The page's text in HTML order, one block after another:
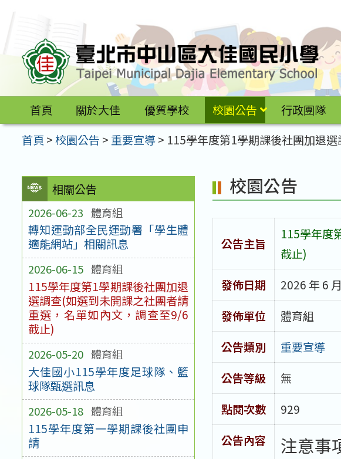
區
首頁 關於大佳 優質學校 校園公告 行政團隊
首頁 >校園公告 > 重要宣導> 115學年度第1學期課後社團加退
相關公告
2026-06-23 體育組
轉知運動部全民運動署「學生體
適能網站」相關訊息
2026-06-15 體育組
115學年度第1學期課後社團加退
選調查(如選到未開課之社團者請
重選，名單如內文，調查至9/6
截止)
2026-05-20 體育組
大佳國小115學年度足球隊、籃
球隊甄選訊息
2026-05-18 體育組
115學年度第一學期課後社團申
請
校園公告
公告主旨
115學年度
截止)
發佈日期
2026 年 6
發佈單位
體育組
公告類別
重要宣導
公告等級
無
點閱次數
929
公告內容
注意事